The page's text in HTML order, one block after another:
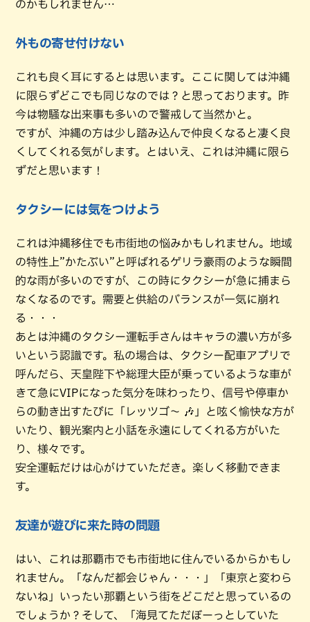
のかもしれません…
外もの寄せ付けない
これも良く耳にするとは思います。ここに関しては沖縄
に限らずどこでも同じなのでは？と思っております。昨
今は物騒な出来事も多いので警戒して当然かと。
ですが、沖縄の方は少し踏み込んで仲良くなると凄く良
くしてくれる気がします。とはいえ、これは沖縄に限ら
ずだと思います！
タクシーには気をつけよう
これは沖縄移住でも市街地の悩みかもしれません。地域
の特性上”かたぶい”と呼ばれるゲリラ豪雨のような瞬間
的な雨が多いのですが、この時にタクシーが急に捕まら
なくなるのです。需要と供給のバランスが一気に崩れ
る・・・
あとは沖縄のタクシー運転手さんはキャラの濃い方が多
いという認識です。私の場合は、タクシー配車アプリで
呼んだら、天皇陛下や総理大臣が乗っているような車が
きて急にVIPになった気分を味わったり、信号や停車か
らの動き出すたびに「レッツゴ〜 🎶」と呟く愉快な方が
いたり、観光案内と小話を永遠にしてくれる方がいた
り、様々です。
安全運転だけは心がけていただき。楽しく移動できま
す。
友達が遊びに来た時の問題
はい、これは那覇市でも市街地に住んでいるからかもし
れません。「なんだ都会じゃん・・・」「東京と変わら
ないね」いったい那覇という街をどこだと思っているの
でしょうか？そして、「海見てただぼーっとしていた